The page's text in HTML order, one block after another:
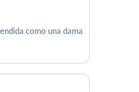
como una dama